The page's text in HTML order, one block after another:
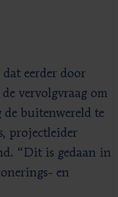
eerder door
vervolgvraag om
buitenwereld te
projectleider
“Dit is gedaan in
en